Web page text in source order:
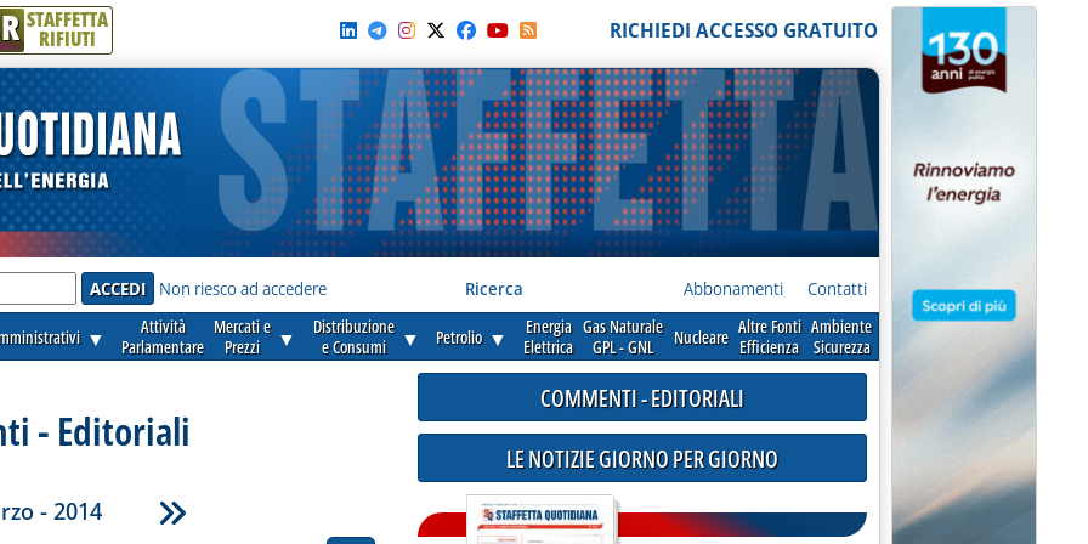
R STAFFETTA
RIFIUTI RICHIEDI ACCESSO GRATUITO
Non riesco ad accedere Ricerca Abbonamenti Contatti
▼
Attività
Parlamentare
Mercati e
Prezzi
▼
Distribuzione
e Consumi
▼ Petrolio ▼
Energia
Elettrica
Gas Naturale
GPL - GNL
Nucleare Altre Fonti
Efficienza
Ambiente
Sicurezza
- Editoriali
- 2014
COMMENTI - EDITORIALI
LE NOTIZIE GIORNO PER GIORNO